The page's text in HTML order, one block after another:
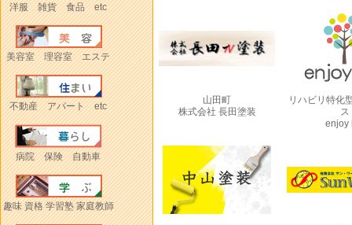
洋服 雑貨 食品 etc
美容室 理容室 エステ
不動産 アパート etc
病院 保険 自動車
趣味 資格 学習塾 家庭教師
山田町
株式会社 長田塗装
リハビリ特化
ス
enjoy